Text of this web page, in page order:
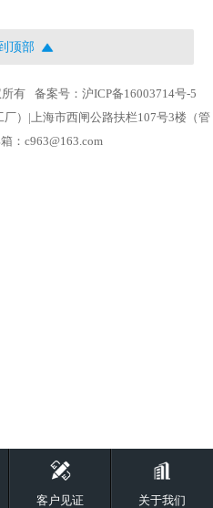
顶部
所有
备案号：沪ICP备16003714号-5
）|上海市西闸公路扶栏107号3楼（管
：c963@163.com
客户见证 关于我们